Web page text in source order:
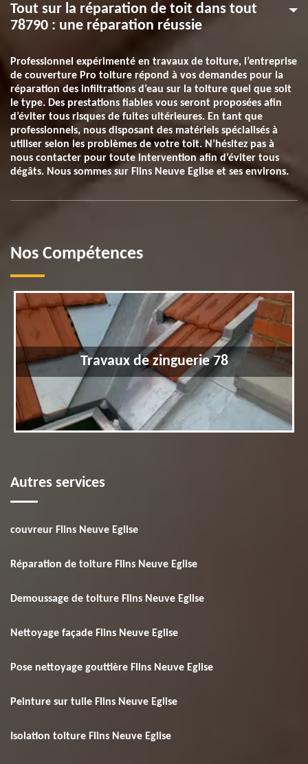
Tout sur la réparation de toit dans tout
78790 : une réparation réussie
Professionnel expérimenté en travaux de toiture, l’entreprise
de couverture Pro toiture répond à vos demandes pour la
réparation des infiltrations d’eau sur la toiture quel que soit
le type. Des prestations fiables vous seront proposées afin
d’éviter tous risques de fuites ultérieures. En tant que
professionnels, nous disposant des matériels spécialisés à
utiliser selon les problèmes de votre toit. N’hésitez pas à
nous contacter pour toute intervention afin d’éviter tous
dégâts. Nous sommes sur Flins Neuve Eglise et ses environs.
Nos Compétences
Travaux de zinguerie 78
Autres services
couvreur Flins Neuve Eglise
Réparation de toiture Flins Neuve Eglise
Demoussage de toiture Flins Neuve Eglise
Nettoyage façade Flins Neuve Eglise
Pose nettoyage gouttière Flins Neuve Eglise
Peinture sur tuile Flins Neuve Eglise
Isolation toiture Flins Neuve Eglise